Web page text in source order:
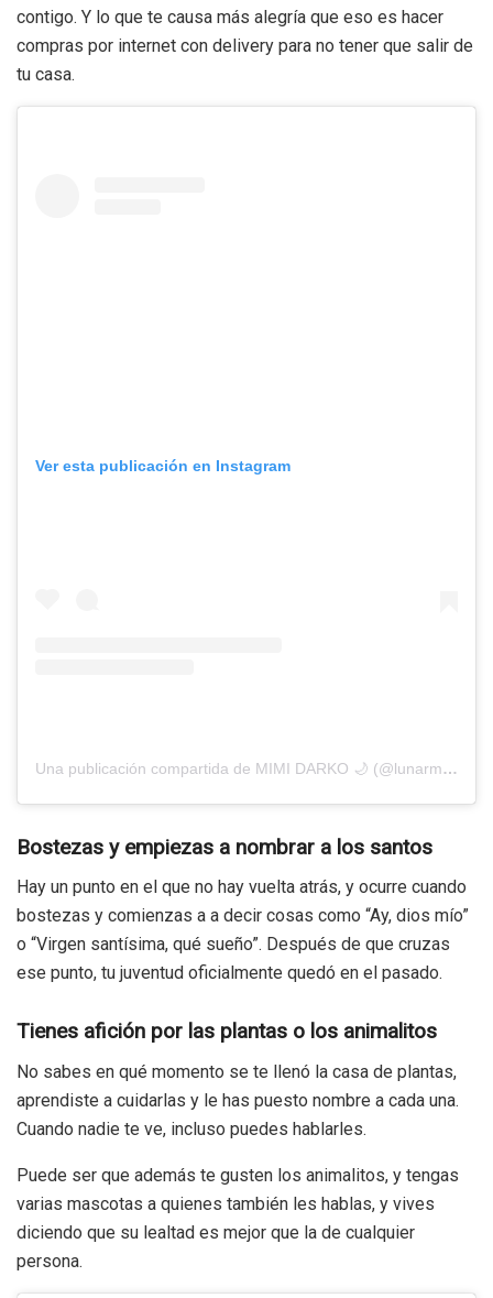
contigo. Y lo que te causa más alegría que eso es hacer
compras por internet con delivery para no tener que salir de
tu casa.
Ver esta publicación en Instagram
Una publicación compartida de MIMI DARKO 🌙 (@lunarmimsy)
Bostezas y empiezas a nombrar a los santos
Hay un punto en el que no hay vuelta atrás, y ocurre cuando
bostezas y comienzas a a decir cosas como “Ay, dios mío”
o “Virgen santísima, qué sueño”. Después de que cruzas
ese punto, tu juventud oficialmente quedó en el pasado.
Tienes afición por las plantas o los animalitos
No sabes en qué momento se te llenó la casa de plantas,
aprendiste a cuidarlas y le has puesto nombre a cada una.
Cuando nadie te ve, incluso puedes hablarles.
Puede ser que además te gusten los animalitos, y tengas
varias mascotas a quienes también les hablas, y vives
diciendo que su lealtad es mejor que la de cualquier
persona.